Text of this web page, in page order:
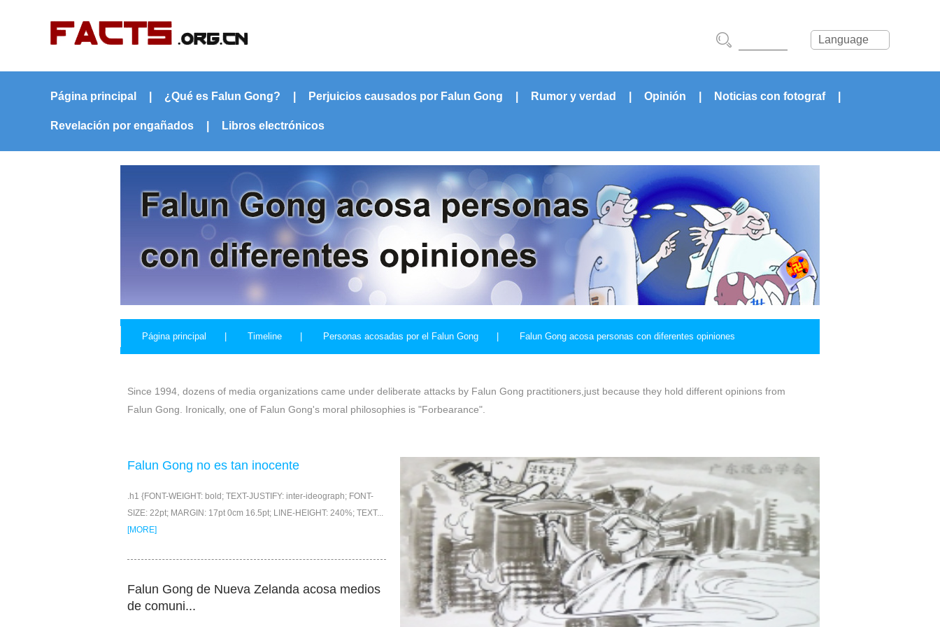
Language
Página principal ¿Qué es Falun Gong? Perjuicios causados por Falun Gong Rumor y verdad Opinión Noticias con fotograf
Revelación por engañados Libros electrónicos
Página principal | Timeline | Personas acosadas por el Falun Gong | Falun Gong acosa personas con diferentes opiniones
Since 1994, dozens of media organizations came under deliberate attacks by Falun Gong practitioners,just because they hold different opinions from
Falun Gong. Ironically, one of Falun Gong's moral philosophies is "Forbearance".
Falun Gong no es tan inocente
.h1 {FONT-WEIGHT: bold; TEXT-JUSTIFY: inter-ideograph; FONT-
SIZE: 22pt; MARGIN: 17pt 0cm 16.5pt; LINE-HEIGHT: 240%; TEXT...
[MORE]
Falun Gong de Nueva Zelanda acosa medios
de comuni...